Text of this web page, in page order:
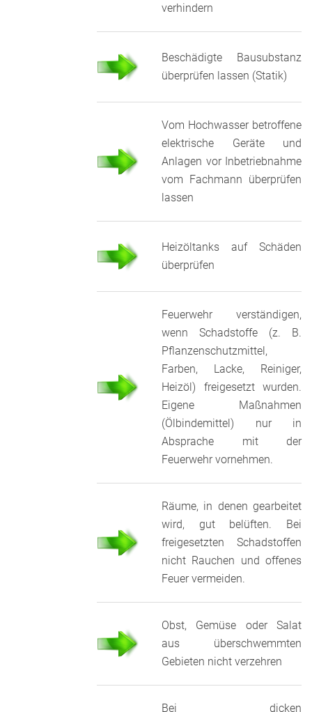
verhindern
Beschädigte Bausubstanz
überprüfen lassen (Statik)
Vom Hochwasser betroffene
elektrische Geräte und
Anlagen vor Inbetriebnahme
vom Fachmann überprüfen
lassen
Heizöltanks auf Schäden
überprüfen
Feuerwehr verständigen,
wenn Schadstoffe (z. B.
Pflanzenschutzmittel,
Farben, Lacke, Reiniger,
Heizöl) freigesetzt wurden.
Eigene Maßnahmen
(Ölbindemittel) nur in
Absprache mit der
Feuerwehr vornehmen.
Räume, in denen gearbeitet
wird, gut belüften. Bei
freigesetzten Schadstoffen
nicht Rauchen und offenes
Feuer vermeiden.
Obst, Gemüse oder Salat
aus überschwemmten
Gebieten nicht verzehren
Bei dicken